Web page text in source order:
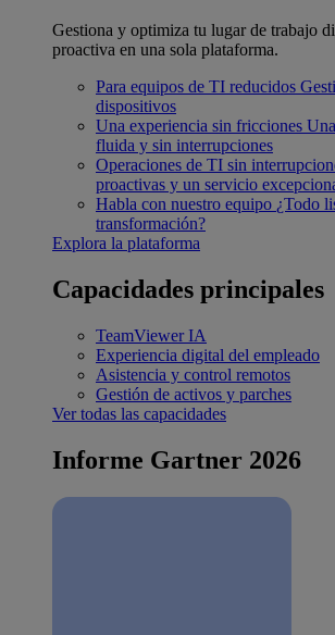
Gestiona y optimiza tu lugar de trabajo
proactiva en una sola plataforma.
Para equipos de TI reducidos
dispositivos
Una experiencia sin fricciones
fluida y sin interrupciones
Operaciones de TI sin
proactivas y un servicio
Habla con nuestro equipo ¿Todo
transformación?
Explora la plataforma
Capacidades principales
TeamViewer IA
Experiencia digital del empleado
Asistencia y control remotos
Gestión de activos y parches
Ver todas las capacidades
Informe Gartner 2026